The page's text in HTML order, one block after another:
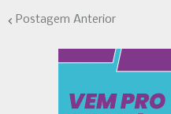
Postagem Anterior